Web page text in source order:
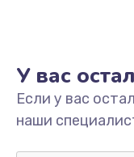
Замена
У вас
Если у вас
наши